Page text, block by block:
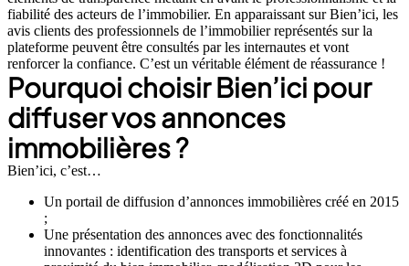
fiabilité des acteurs de l’immobilier. En apparaissant sur Bien’ici, les
avis clients des professionnels de l’immobilier représentés sur la
plateforme peuvent être consultés par les internautes et vont
renforcer la confiance. C’est un véritable élément de réassurance !
Pourquoi choisir Bien’ici pour
diffuser vos annonces
immobilières ?
Bien’ici, c’est…
Un portail de diffusion d’annonces immobilières créé en 2015
;
Une présentation des annonces avec des fonctionnalités
innovantes : identification des transports et services à